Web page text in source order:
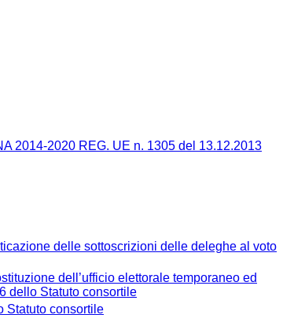
2014-2020 REG. UE n. 1305 del 13.12.2013
delle sottoscrizioni delle deleghe al voto
dell’ufficio elettorale temporaneo ed
dello Statuto consortile
Statuto consortile